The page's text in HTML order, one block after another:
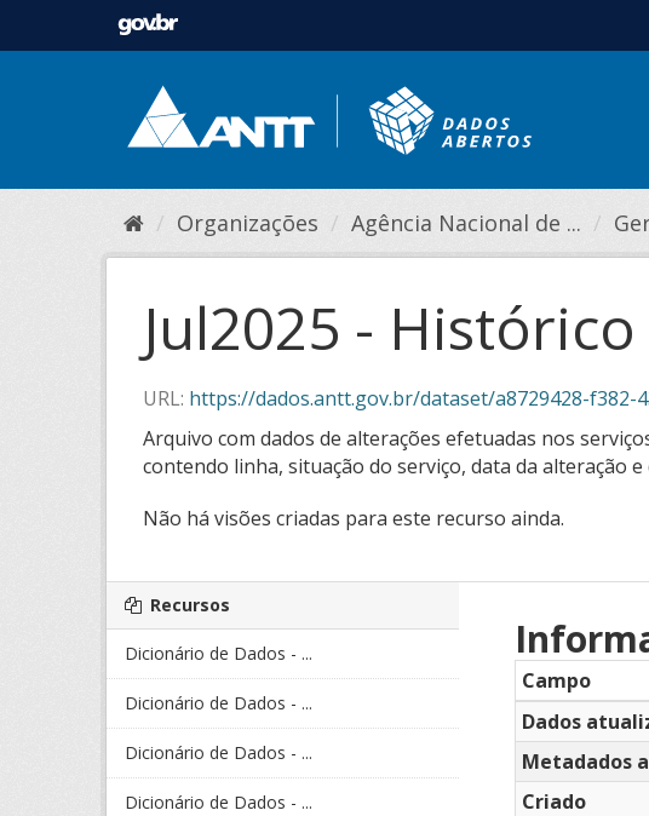
Organizações Agência Nacional de ...
Jul2025 -
URL: https://dados.antt.gov.br/dataset/a8729428-f382-430c-
Arquivo com dados de alterações efetuadas nos
contendo linha, situação do serviço, data da alteração
Não há visões criadas para este recurso ainda.
Recursos
Dicionário de Dados - ...
Dicionário de Dados - ...
Dicionário de Dados - ...
Dicionário de Dados - ...
Campo
Dados
Metadados
Criado